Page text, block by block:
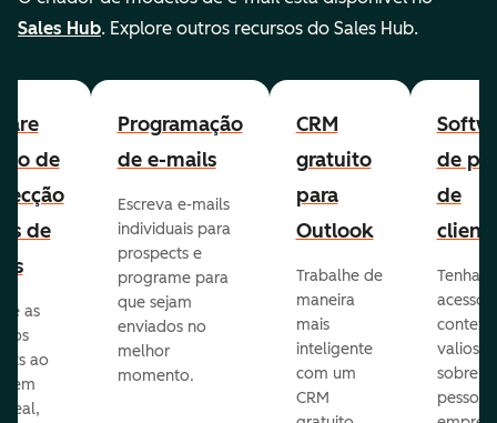
Sales Hub. Explore outros recursos do Sales Hub.
de
de
as
ao
em
real,
Programação
de e-mails
Escreva e-mails
individuais para
prospects e
programe para
que sejam
enviados no
melhor
momento.
CRM
gratuito
para
Outlook
Trabalhe de
maneira
mais
inteligente
com um
CRM
de
de
Tenha
acesso
valioso
sobre as